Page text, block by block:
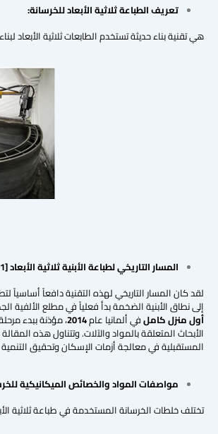
تعريف الطباعة ثلاثية الأبعاد للخرسانة:
هي تقنية بناء حديثة تستخدم الطابعات ثلاثية
المسار التاريخي لطباعة الأبنية ثلاثية الأبعاد[1-7]
لقد كان المسار التاريخي لهذه التقنية دافعاً
إلى نطاق الأبنية الضخمة بدأ فعلياً في مطلع
أول منزل كاملفي ألمانيا عام2014، مؤذنة ببدء
الأبحاث المتعلقة بالمواد والآلات. وتتناول هذه
المستقبلية في معالجة أزمات الإسكان وتحقيق
مواصفات المواد والخصائص الميكانيكية
تختلف خلطات الخرسانة المستخدمة في طباعة ثلاثية